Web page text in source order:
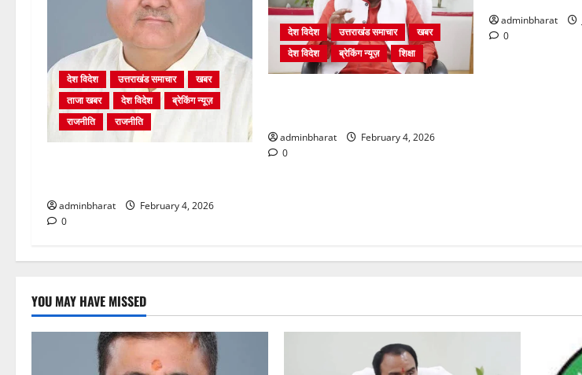
देश विदेश उत्तराखंड समाचार
खबर
ताजा खबर
देश विदेश
ब्रेकिंग न्यूज़
राजनीति
राजनीति
adminbharat
February 4, 2026
0
देश विदेश उत्तराखंड समाचार
खबर
देश विदेश
ब्रेकिंग न्यूज़ शिक्षा
adminbharat
February 4, 2026
0
adminbharat
0
YOU MAY HAVE MISSED